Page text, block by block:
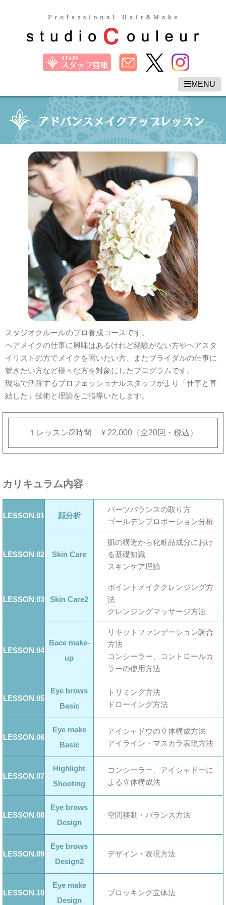
MENU
アドバンスメイクアップレッスン
スタジオクルールのプロ養成コースです。
ヘアメイクの仕事に興味はあるけれど経験がない方やヘアスタ
イリストの方でメイクを習いたい方、またブライダルの仕事に
就きたい方など様々な方を対象にしたプログラムです。
現場で活躍するプロフェッショナルスタッフがより「仕事と直
結した」技術と理論をご指導いたします。
１レッスン/2時間 ￥22,000（全20回・税込）
カリキュラム内容
LESSON.01 顔分析
パーツバランスの取り方
ゴールデンプロポーション分析
LESSON.02 Skin Care
肌の構造から化粧品成分におけ
る基礎知識
スキンケア理論
LESSON.03 Skin Care2
ポイントメイククレンジング方
法
クレンジングマッサージ方法
LESSON.04
Bace make-
up
リキットファンデーション調合
方法
コンシーラー、コントロールカ
ラーの使用方法
LESSON.05
Eye brows
Basic
トリミング方法
ドローイング方法
LESSON.06
Eye make
Basic
アイシャドウの立体構成方法
アイライン・マスカラ表現方法
LESSON.07
Highlight
Shooting
コンシーラー、アイシャドーに
よる立体構成法
LESSON.08
Eye brows
Design
空間移動・バランス方法
LESSON.09
Eye brows
Design2
デザイン・表現方法
LESSON.10
Eye make
Design
ブロッキング立体法